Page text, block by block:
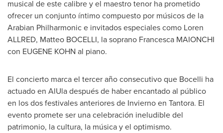
musical de este calibre y el maestro tenor ha prometido
ofrecer un conjunto íntimo compuesto por músicos de la
Arabian Philharmonic e invitados especiales como Loren
ALLRED, Matteo BOCELLI, la soprano Francesca MAIONCHI
con EUGENE KOHN al piano.
El concierto marca el tercer año consecutivo que Bocelli ha
actuado en AlUla después de haber encantado al público
en los dos festivales anteriores de Invierno en Tantora. El
evento promete ser una celebración ineludible del
patrimonio, la cultura, la música y el optimismo.